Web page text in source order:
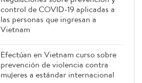
control de COVID-19 aplicadas a
las personas que ingresan a
Vietnam
Efectúan en Vietnam curso sobre
prevención de violencia contra
mujeres a estándar internacional